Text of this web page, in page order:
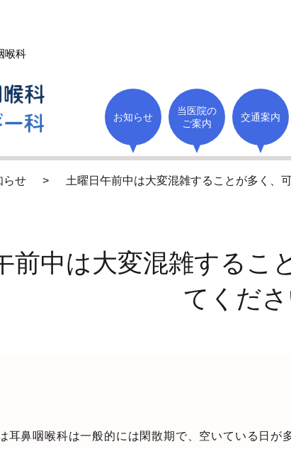
喉科
お知らせ
当医院の
ご案内
交通案内
らせ 土曜日午前中は大変混雑することが多く、
前中は大変混雑するこ
てくださ
耳鼻咽喉科は一般的には閑散期で、空いている日が